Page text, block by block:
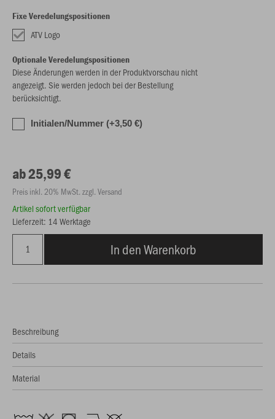
Fixe Veredelungspositionen
ATV Logo
Optionale Veredelungspositionen
Diese Änderungen werden in der Produktvorschau nicht
angezeigt. Sie werden jedoch bei der Bestellung
berücksichtigt.
Initialen/Nummer (+3,50 €)
ab 25,99 €
Preis inkl. 20% MwSt. zzgl. Versand
Artikel sofort verfügbar
Lieferzeit: 14 Werktage
In den Warenkorb
Beschreibung
Details
Material